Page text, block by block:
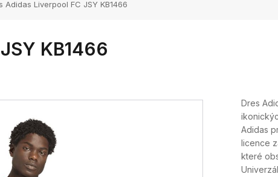
Adidas Liverpool FC JSY KB1466
KB1466
Dres
Adidas
licence
které